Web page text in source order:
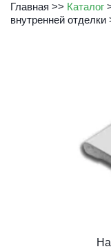
Главная >> Каталог
внутренней отделки